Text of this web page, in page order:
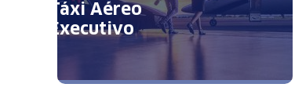
Táxi Aéreo
Executivo